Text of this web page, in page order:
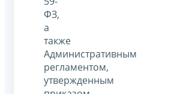
ФЗ,
а
также
Административным
регламентом,
утвержденным